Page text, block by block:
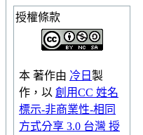
授權條款
本 著作由 冷日 製
作，以 創用CC 姓名
標示-非商業性-相同
方式分享 3.0 台灣 授